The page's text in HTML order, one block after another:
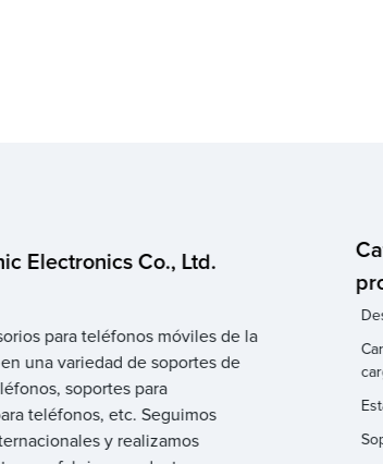
Electronics Co., Ltd.
para teléfonos móviles de la
una variedad de soportes de
soportes para
teléfonos, etc. Seguimos
y realizamos